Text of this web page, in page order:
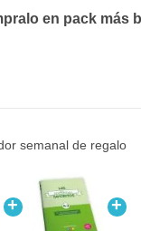
en pack más
semanal de regalo
+ +